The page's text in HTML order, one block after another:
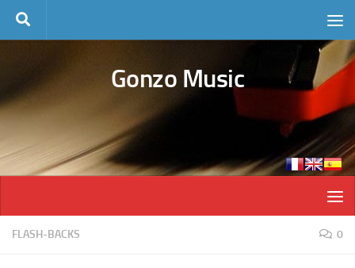
Skip to content
Gonzo Music
FLASH-BACKS 0